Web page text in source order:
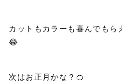
カットもカラーも喜んでもら
😂
次はお正月かな？🍊